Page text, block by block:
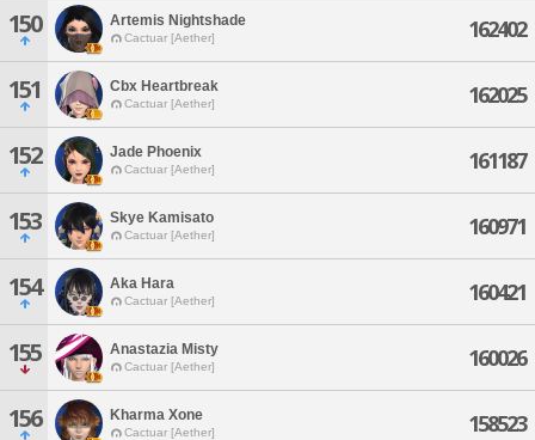
150 Artemis Nightshade
Cactuar [Aether] 162402
151 Cbx Heartbreak
Cactuar [Aether] 162025
152 Jade Phoenix
Cactuar [Aether] 161187
153 Skye Kamisato
Cactuar [Aether] 160971
154 Aka Hara
Cactuar [Aether] 160421
155 Anastazia Misty
Cactuar [Aether] 160026
156 Kharma Xone
Cactuar [Aether] 158523